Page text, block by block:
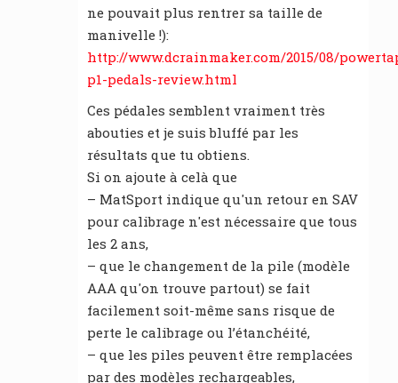
ne pouvait plus rentrer sa taille de
manivelle !):
http://www.dcrainmaker.com/2015/08/
p1-pedals-review.html
Ces pédales semblent vraiment très
abouties et je suis bluffé par les
résultats que tu obtiens.
Si on ajoute à celà que
– MatSport indique qu'un retour en SAV
pour calibrage n'est nécessaire que tous
les 2 ans,
– que le changement de la pile (modèle
AAA qu'on trouve partout) se fait
facilement soit-même sans risque de
perte le calibrage ou l’étanchéité,
– que les piles peuvent être remplacées
par des modèles rechargeables,